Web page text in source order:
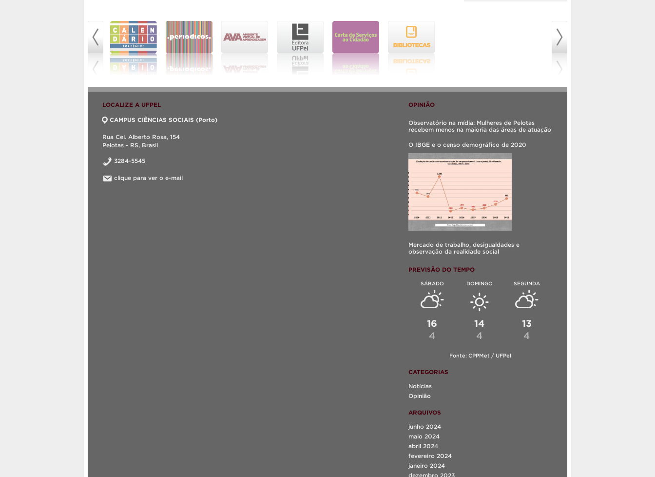
LOCALIZE A UFPEL
CAMPUS CIÊNCIAS SOCIAIS (Porto)
Rua Cel. Alberto Rosa, 154
Pelotas - RS, Brasil
3284-5545
clique para ver o e-mail
OPINIÃO
Observatório na mídia: Mulheres de Pelotas
recebem menos na maioria das áreas de atuação
O IBGE e o censo demográfico de 2020
Mercado de trabalho, desigualdades e
observação da realidade social
PREVISÃO DO TEMPO
SÁBADO
16
4
DOMINGO
14
4
SEGUNDA
13
4
Fonte: CPPMet / UFPel
CATEGORIAS
Notícias
Opinião
ARQUIVOS
junho 2024
maio 2024
abril 2024
fevereiro 2024
janeiro 2024
dezembro 2023